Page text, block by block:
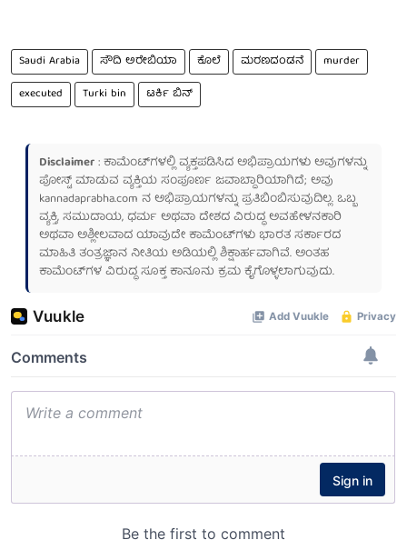
Saudi Arabia ಸೌದಿ ಅರೇಬಿಯಾ ಕೊಲೆ ಮರಣದಂಡನೆ
murder
executed
Turki bin ಟರ್ಕಿ ಬಿನ್
Disclaimer: ಕಾಮೆಂಟ್‌ಗಳಲ್ಲಿ ವ್ಯಕ್ತಪಡಿಸಿದ ಅಭಿಪ್ರಾಯಗಳು ಅವುಗಳನ್ನು
ಪೋಸ್ಟ್ ಮಾಡುವ ವ್ಯಕ್ತಿಯ ಸಂಪೂರ್ಣ ಜವಾಬ್ದಾರಿಯಾಗಿದೆ; ಅವು
kannadaprabha.com ನ ಅಭಿಪ್ರಾಯಗಳನ್ನು ಪ್ರತಿಬಿಂಬಿಸುವುದಿಲ್ಲ. ಒಬ್ಬ
ವ್ಯಕ್ತಿ, ಸಮುದಾಯ, ಧರ್ಮ ಅಥವಾ ದೇಶದ ವಿರುದ್ಧ ಅವಹೇಳನಕಾರಿ
ಅಥವಾ ಅಶ್ಲೀಲವಾದ ಯಾವುದೇ ಕಾಮೆಂಟ್‌ಗಳು ಭಾರತ ಸರ್ಕಾರದ
ಮಾಹಿತಿ ತಂತ್ರಜ್ಞಾನ ನೀತಿಯ ಅಡಿಯಲ್ಲಿ ಶಿಕ್ಷಾರ್ಹವಾಗಿವೆ. ಅಂತಹ
ಕಾಮೆಂಟ್‌ಗಳ ವಿರುದ್ಧ ಸೂಕ್ತ ಕಾನೂನು ಕ್ರಮ ಕೈಗೊಳ್ಳಲಾಗುವುದು.